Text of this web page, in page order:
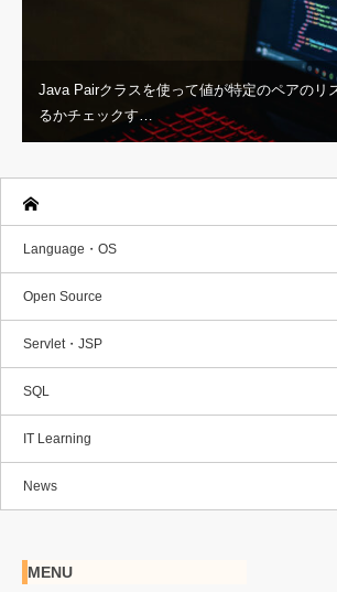
Java Pairクラスを使って値が特定のペアのリ
るかチェックす…
Language・OS
Open Source
Servlet・JSP
SQL
IT Learning
News
MENU